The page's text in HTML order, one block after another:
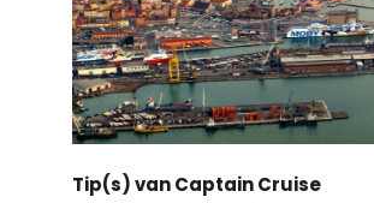
Tip(s) van Captain Cruise